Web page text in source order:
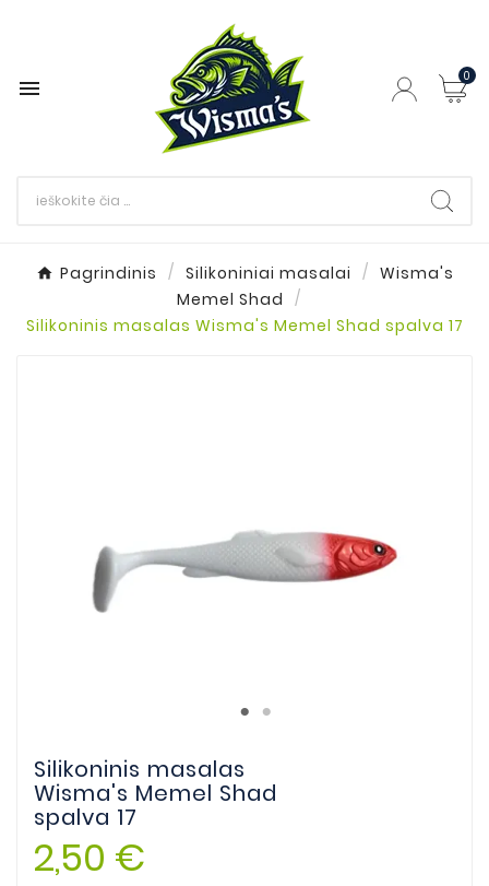
 0
Pagrindinis Silikoniniai masalai
Wisma's
Memel Shad
Silikoninis masalas Wisma's Memel Shad spalva 17
Silikoninis masalas
Wisma's Memel Shad
spalva 17
2,50 €